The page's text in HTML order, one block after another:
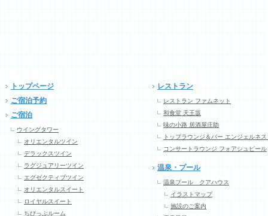
トップページ
ご宿泊予約
ご宿泊
ウイングタワー
オリエンタルツイン
デラックスツイン
ラグジュアリーツイン
エグゼクティブツイン
オリエンタルスイート
ロイヤルスイート
ちびっぷルーム
レストラン
レストラン ファムネット
和食堂 天王坂
味の小路 居酒屋庄助
トップラウンジ＆バー エンジェルネス
コンサートラウンジ フォアシュピール
温泉・プール
温泉プール クアハウス
イラストマップ
施設のご案内